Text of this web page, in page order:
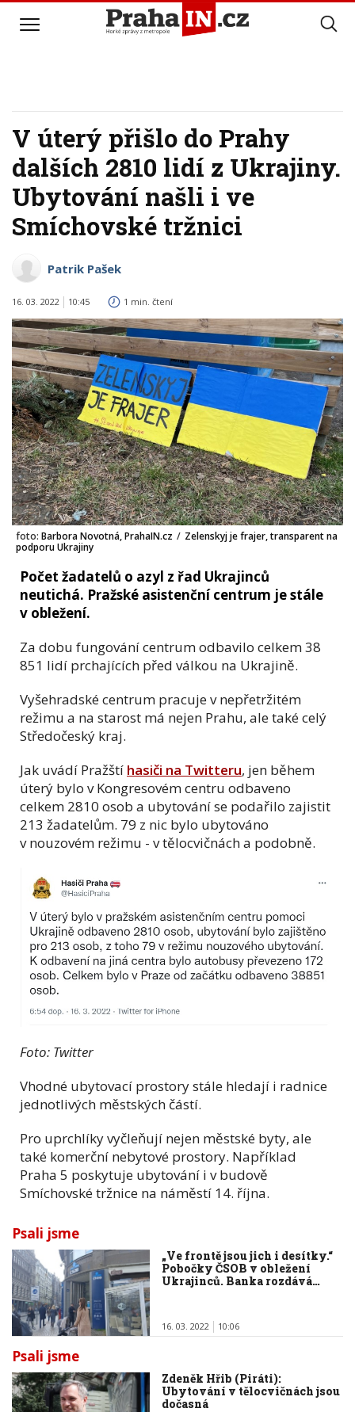
V úterý přišlo do Prahy
dalších 2810 lidí z Ukrajiny.
Ubytování našli i ve
Smíchovské tržnici
Patrik Pašek
16. 03. 2022 10:45 1 min. čtení
foto: Barbora Novotná, PrahaIN.cz / Zelenskyj je frajer, transparent na
podporu Ukrajiny
Počet žadatelů o azyl z řad Ukrajinců
neutichá. Pražské asistenční centrum je stále
v obležení.
Za dobu fungování centrum odbavilo celkem 38
851 lidí prchajících před válkou na Ukrajině.
Vyšehradské centrum pracuje v nepřetržitém
režimu a na starost má nejen Prahu, ale také celý
Středočeský kraj.
Jak uvádí Pražští hasiči na Twitteru, jen během
úterý bylo v Kongresovém centru odbaveno
celkem 2810 osob a ubytování se podařilo zajistit
213 žadatelům. 79 z nic bylo ubytováno
v nouzovém režimu - v tělocvičnách a podobně.
Foto: Twitter
Vhodné ubytovací prostory stále hledají i radnice
jednotlivých městských částí.
Pro uprchlíky vyčleňují nejen městské byty, ale
také komerční nebytové prostory. Například
Praha 5 poskytuje ubytování i v budově
Smíchovské tržnice na náměstí 14. října.
Psali jsme
„Ve frontě jsou jich i desítky.“
Pobočky ČSOB v obležení
Ukrajinců. Banka rozdává…
16. 03. 2022 10:06
Psali jsme
Zdeněk Hřib (Piráti):
Ubytování v tělocvičnách jsou
dočasná